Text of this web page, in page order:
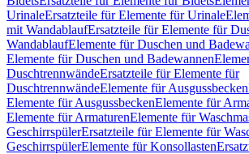
UrinaleErsatzteile für Elemente für Urinale
mit WandablaufErsatzteile für Elemente für
WandablaufElemente für Duschen und
Elemente für Duschen und Badewannen
DuschtrennwändeErsatzteile für Elemente für
DuschtrennwändeElemente für Ausgussbecken
Elemente für AusgussbeckenElemente für
Elemente für ArmaturenElemente für
GeschirrspülerErsatzteile für Elemente für
GeschirrspülerElemente für Konsollasten